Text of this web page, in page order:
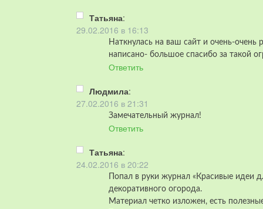
Татьяна:
29.02.2016 в 16:13
Наткнулась на ваш сайт и очень-очень
написано- большое спасибо за такой
Ответить
Людмила:
27.02.2016 в 21:31
Замечательный журнал!
Ответить
Татьяна:
24.02.2016 в 20:22
Попал в руки журнал «Красивые идеи
декоративного огорода.
Материал четко изложен, есть